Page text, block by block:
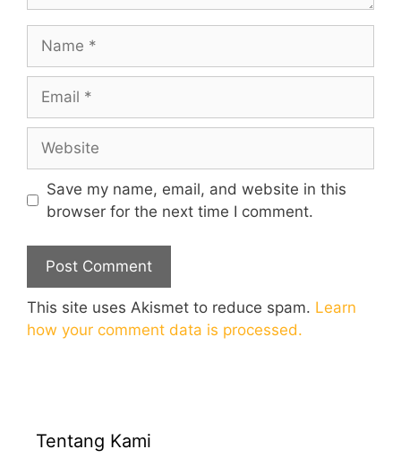
Save my name, email, and website in this
browser for the next time I comment.
This site uses Akismet to reduce spam. Learn
how your comment data is processed.
Tentang Kami